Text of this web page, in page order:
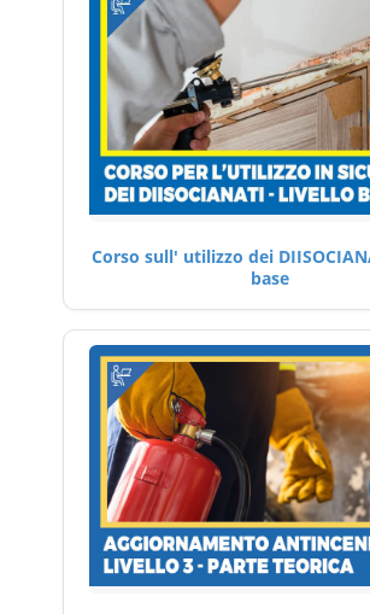
Corso sull' utilizzo dei
base